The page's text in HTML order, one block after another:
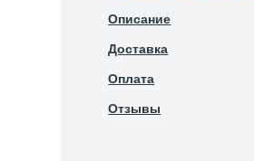
Описание
Доставка
Оплата
Отзывы